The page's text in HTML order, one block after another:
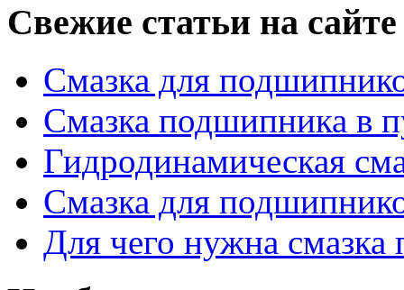
Свежие статьи на сайте
Смазка для
Смазка подшипника в
Гидродинамическая
Смазка для
Для чего нужна